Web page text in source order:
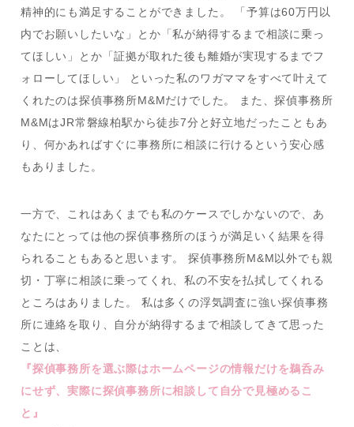
精神的にも満足することができました。 「予算は60万円以
内でお願いしたいな」とか「私が納得するまで相談に乗っ
てほしい」とか「証拠が取れた後も離婚が実現するまでフ
ォローしてほしい」 といった私のワガママをすべて叶えて
くれたのは探偵事務所M&Mだけでした。 また、探偵事務所
M&MはJR常磐線柏駅から徒歩7分と好立地だったこともあ
り、何かあればすぐに事務所に相談に行けるという安心感
もありました。
一方で、これはあくまでも私のケースでしかないので、あ
なたにとっては他の探偵事務所のほうが満足いく結果を得
られることもあると思います。 探偵事務所M&M以外でも親
切・丁寧に相談に乗ってくれ、私の不安を払拭してくれる
ところはありました。 私は多くの浮気調査に強い探偵事務
所に連絡を取り、自分が納得するまで相談してきて思った
ことは、
『探偵事務所を選ぶ際はホームページの情報だけを鵜呑み
にせず、実際に探偵事務所に相談して自分で見極めるこ
と』